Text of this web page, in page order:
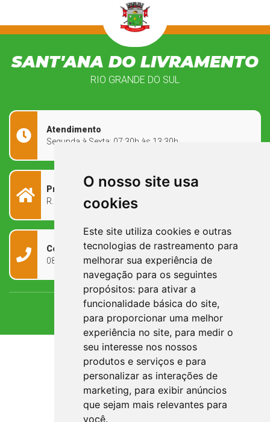
O nosso site usa
cookies
Este site utiliza cookies e outras
tecnologias de rastreamento para
melhorar sua experiência de
navegação para os seguintes
propósitos: para ativar a
funcionalidade básica do site,
para proporcionar uma melhor
experiência no site, para medir o
seu interesse nos nossos
produtos e serviços e para
personalizar as interações de
marketing, para exibir anúncios
que sejam mais relevantes para
você.
SANT'ANA DO LIVRAMENTO
RIO GRANDE DO SUL
Atendimento
Segunda à Sexta: 07:30h às 13:30h
Prefeitura Municipal
R. Rivadávia Corrêa, 858 - Centro - RS, 97573-010
Contato
0800 090 2050